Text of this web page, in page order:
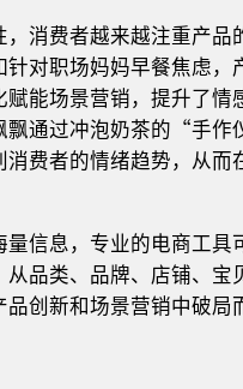
，消费者越来越注重产
针对职场妈妈早餐焦虑
赋能场景营销，提升了
飘通过冲泡奶茶的“手作
消费者的情绪趋势，从
量信息，专业的电商工
从品类、品牌、店铺、
创新和场景营销中破局